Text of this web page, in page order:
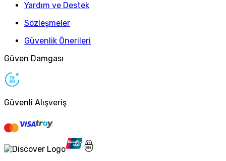
Yardım ve Destek
Sözleşmeler
Güvenlik Önerileri
Güven Damgası
Güvenli Alışveriş